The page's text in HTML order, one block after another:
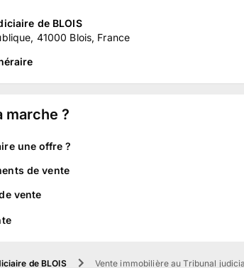
de BLOIS
41000 Blois, France
marche ?
une offre ?
de vente
vente
de BLOIS Vente immobilière au Tribunal